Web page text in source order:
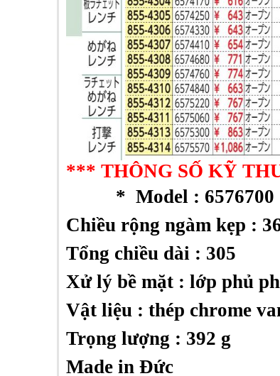
*** THÔNG SỐ KỸ
* Model : 6576700
Chiều rộng ngàm kẹp :
Tổng chiều dài : 305
Xử lý bề mặt : lớp phủ
Vật liệu : thép chrome
Trọng lượng : 392 g
Made inĐức